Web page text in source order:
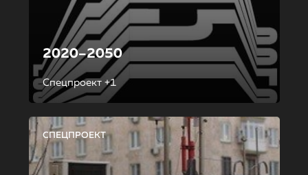
2020–2050
Спецпроект +1
СПЕЦПРОЕКТ